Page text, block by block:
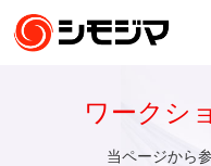
ワークシ
当ページから